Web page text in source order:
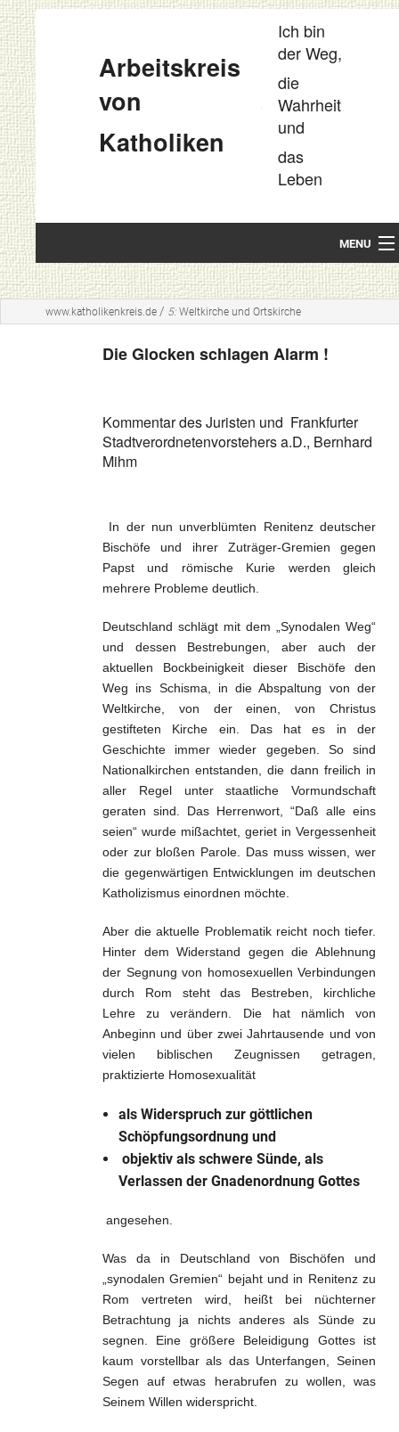
Arbeitskreis
von
Katholiken
Ich bin
der Weg,
die
Wahrheit
und
das
Leben
MENU
Startseite
Unsere Leitideen
Weltkirche und Ortskirche
www.katholikenkreis.de / 5: Weltkirche und Ortskirche
Die Glocken schlagen Alarm !
Kommentar des Juristen und Frankfurter
Stadtverordnetenvorstehers a.D., Bernhard
Mihm
In der nun unverblümten Renitenz deutscher
Bischöfe und ihrer Zuträger-Gremien gegen
Papst und römische Kurie werden gleich
mehrere Probleme deutlich.
Deutschland schlägt mit dem „Synodalen Weg“
und dessen Bestrebungen, aber auch der
aktuellen Bockbeinigkeit dieser Bischöfe den
Weg ins Schisma, in die Abspaltung von der
Weltkirche, von der einen, von Christus
gestifteten Kirche ein. Das hat es in der
Geschichte immer wieder gegeben. So sind
Nationalkirchen entstanden, die dann freilich in
aller Regel unter staatliche Vormundschaft
geraten sind. Das Herrenwort, “Daß alle eins
seien“ wurde mißachtet, geriet in Vergessenheit
oder zur bloßen Parole. Das muss wissen, wer
die gegenwärtigen Entwicklungen im deutschen
Katholizismus einordnen möchte.
Aber die aktuelle Problematik reicht noch tiefer.
Hinter dem Widerstand gegen die Ablehnung
der Segnung von homosexuellen Verbindungen
durch Rom steht das Bestreben, kirchliche
Lehre zu verändern. Die hat nämlich von
Anbeginn und über zwei Jahrtausende und von
vielen biblischen Zeugnissen getragen,
praktizierte Homosexualität
als Widerspruch zur göttlichen
Schöpfungsordnung und
objektiv als schwere Sünde, als
Verlassen der Gnadenordnung Gottes
angesehen.
Was da in Deutschland von Bischöfen und
„synodalen Gremien“ bejaht und in Renitenz zu
Rom vertreten wird, heißt bei nüchterner
Betrachtung ja nichts anderes als Sünde zu
segnen. Eine größere Beleidigung Gottes ist
kaum vorstellbar als das Unterfangen, Seinen
Segen auf etwas herabrufen zu wollen, was
Seinem Willen widerspricht.